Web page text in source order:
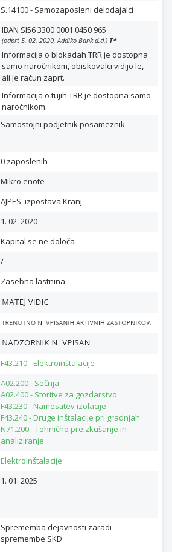
S.14100 - Samozaposleni delodajalci
IBAN SI56 3300 0001 0450 965
(odprt 5. 02. 2020, Addiko Bank d.d.) T*
Informacija o blokadah TRR je dostopna
samo naročnikom, obiskovalci vidijo le,
ali je račun zaprt.
Informacija o tujih TRR je dostopna samo
naročnikom.
Samostojni podjetnik posameznik
0 zaposlenih
Mikro enote
AJPES, izpostava Kranj
1. 02. 2020
Kapital se ne določa
/
Zasebna lastnina
F43.210 - Elektroinštalacije
A02.200 - Sečnja
A02.400 - Storitve za gozdarstvo
F43.230 - Namestitev izolacije
F43.240 - Druge inštalacije pri gradnjah
N71.200 - Tehnično preizkušanje in
analiziranje
Elektroinštalacije
1. 01. 2025
Sprememba dejavnosti zaradi
spremembe SKD